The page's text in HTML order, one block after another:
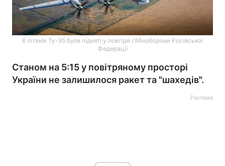
6 літаків Ту-95 були підняті у повітря / Міноборони Російської
Федерації
Станом на 5:15 у повітряному просторі
України не залишилося ракет та "шахедів".
Реклама